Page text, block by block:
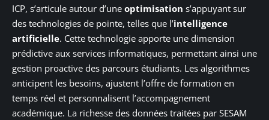
ICP, s’articule autour d’une optimisation s’appuyant sur
des technologies de pointe, telles que l’intelligence
artificielle. Cette technologie apporte une dimension
prédictive aux services informatiques, permettant ainsi une
gestion proactive des parcours étudiants. Les algorithmes
anticipent les besoins, ajustent l’offre de formation en
temps réel et personnalisent l’accompagnement
académique. La richesse des données traitées par SESAM